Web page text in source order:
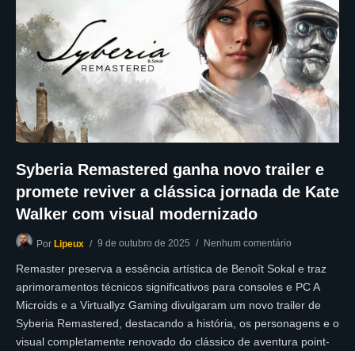
Syberia Remastered ganha novo trailer e
promete reviver a clássica jornada de Kate
Walker com visual modernizado
Por Lipeux 9 de outubro de 2025 Nenhum comentário
Remaster preserva a essência artística de Benoît Sokal e traz
aprimoramentos técnicos significativos para consoles e PC A
Microids e a Virtuallyz Gaming divulgaram um novo trailer de
Syberia Remastered, destacando a história, os personagens e o
visual completamente renovado do clássico de aventura point-